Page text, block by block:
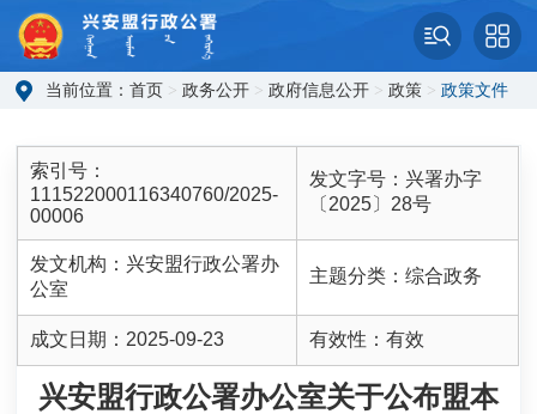
当前位置：首页 >政务公开 >政府信息公开 >政策 >政策文件
索引号：
111522000116340760/2025-
00006
发文字号： 兴署办字
〔2025〕28号
发文机构： 兴安盟行政公署办
公室
主题分类：综合政务
成文日期： 2025-09-23 有效性：有效
兴安盟行政公署办公室关于公布盟本